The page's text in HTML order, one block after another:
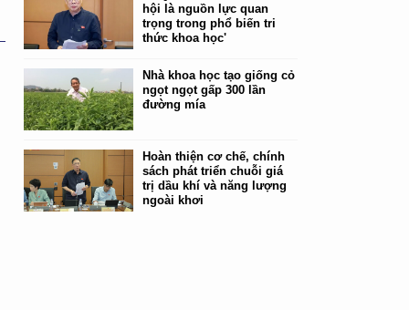
hội là nguồn lực quan
trọng trong phổ biến tri
thức khoa học'
Nhà khoa học tạo giống cỏ
ngọt ngọt gấp 300 lần
đường mía
Hoàn thiện cơ chế, chính
sách phát triển chuỗi giá
trị dầu khí và năng lượng
ngoài khơi